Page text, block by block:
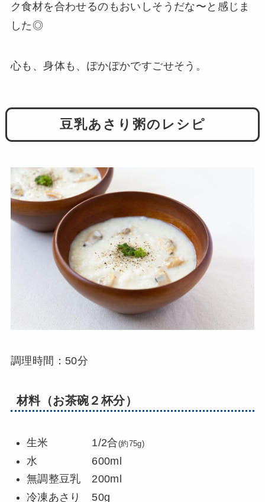
ク食材を合わせるのもおいしそうだな〜と感じま
した◎
心も、身体も、ぽかぽかですごせそう。
豆乳あさり粥のレシピ
調理時間：50分
材料（お茶碗２杯分）
生米 1/2合(約75g)
水 600ml
無調整豆乳 200ml
冷凍あさり 50g